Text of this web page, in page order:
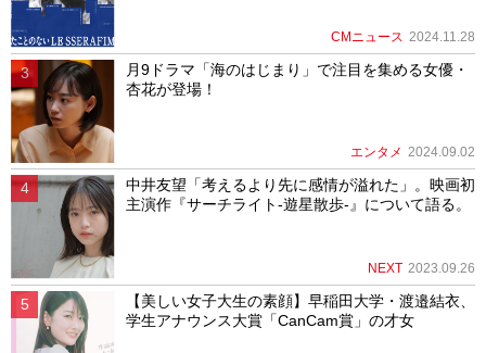
CMニュース 2024.11.28
月9ドラマ「海のはじまり」で注目を集める女優・
杏花が登場！
エンタメ 2024.09.02
中井友望「考えるより先に感情が溢れた」。映画初
主演作『サーチライト-遊星散歩-』について語る。
NEXT 2023.09.26
【美しい女子大生の素顔】早稲田大学・渡邉結衣、
学生アナウンス大賞「CanCam賞」の才女